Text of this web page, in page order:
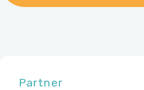
Partner